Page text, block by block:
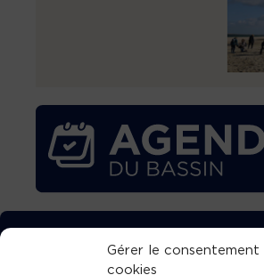
Gérer le consentement
cookies
TÉLÉCHARGEZ